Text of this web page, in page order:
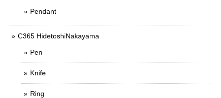
Pendant
C365 HidetoshiNakayama
Pen
Knife
Ring